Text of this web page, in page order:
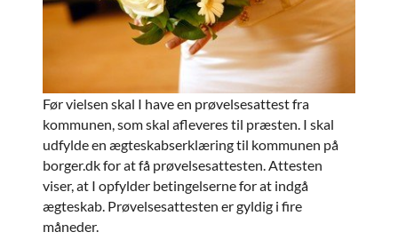
Før vielsen skal I have en prøvelsesattest fra
kommunen, som skal afleveres til præsten. I skal
udfylde en ægteskabserklæring til kommunen på
borger.dk for at få prøvelsesattesten. Attesten
viser, at I opfylder betingelserne for at indgå
ægteskab. Prøvelsesattesten er gyldig i fire
måneder.